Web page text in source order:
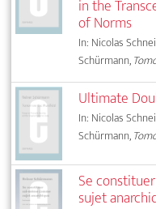
in the
of Norms
In: Nicolas
Schürmann,
Ultimate
In: Nicolas
Schürmann,
Se
sujet